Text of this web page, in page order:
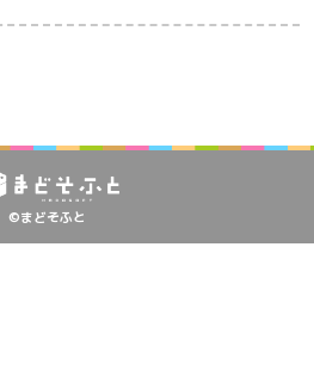
©まどそふと